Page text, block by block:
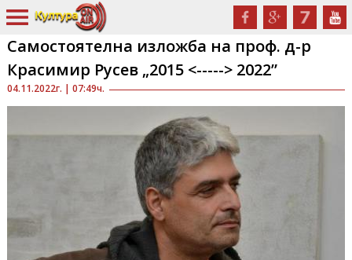
04.11.2022г. | 07:49ч.
Самостоятелна изложба на проф. д-р
Красимир Русев „2015 <-----> 2022”